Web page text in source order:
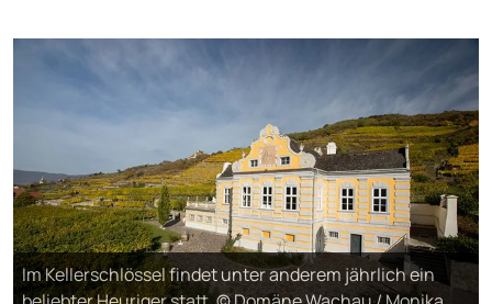
Im Kellerschlössel findet unter anderem jährlich ein